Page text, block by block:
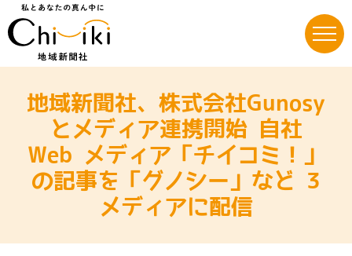
content地域新聞社、株式会社Gunosy
とメディア連携開始 自社
Web メディア「チイコミ！」
の記事を「グノシー」など 3
メディアに配信